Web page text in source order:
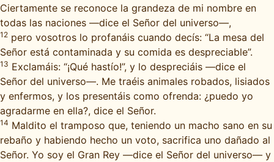
Ciertamente se reconoce la grandeza de mi nombre en
todas las naciones —dice el Señor del universo—,
12 pero vosotros lo profanáis cuando decís: “La mesa del
Señor está contaminada y su comida es despreciable”.
13 Exclamáis: “¡Qué hastío!”, y lo despreciáis —dice el
Señor del universo—. Me traéis animales robados, lisiados
y enfermos, y los presentáis como ofrenda: ¿puedo yo
agradarme en ella?, dice el Señor.
14 Maldito el tramposo que, teniendo un macho sano en su
rebaño y habiendo hecho un voto, sacrifica uno dañado al
Señor. Yo soy el Gran Rey —dice el Señor del universo— y